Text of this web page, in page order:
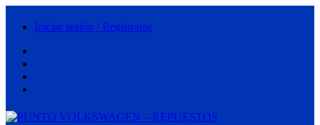
Iniciar sesión / Registrarse